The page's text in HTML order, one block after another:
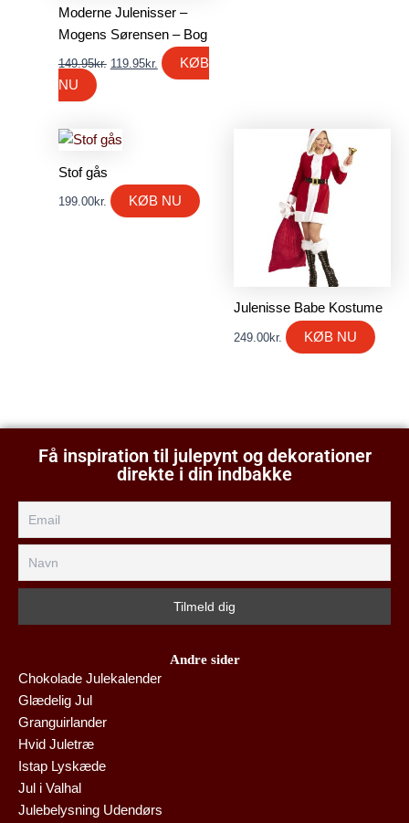
Moderne Julenisser –
Mogens Sørensen – Bog
149.95kr. 119.95kr.
KØB
NU
Stof gås
199.00kr. KØB NU
Julenisse Babe Kostume
249.00kr. KØB NU
Få inspiration til julepynt og dekorationer
direkte i din indbakke
Andre sider
Chokolade Julekalender
Glædelig Jul
Granguirlander
Hvid Juletræ
Istap Lyskæde
Jul i Valhal
Julebelysning Udendørs